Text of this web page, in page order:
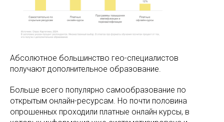
Абсолютное большинство гео-специалистов
получают дополнительное образование.
Больше всего популярно самообразование по
открытым онлайн-ресурсам. Но почти половина
опрошенных проходили платные онлайн курсы, в